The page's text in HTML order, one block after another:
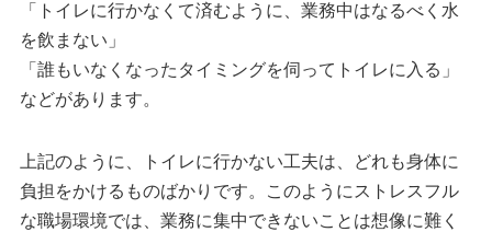
「トイレに行かなくて済むように、業務中はなるべく水
を飲まない」
「誰もいなくなったタイミングを伺ってトイレに入る」
などがあります。
上記のように、トイレに行かない工夫は、どれも身体に
負担をかけるものばかりです。このようにストレスフル
な職場環境では、業務に集中できないことは想像に難く